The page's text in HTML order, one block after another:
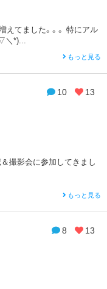
てました。。。 特にアル
＼*)...
もっと見る
10 13
撮影会に参加してきまし
もっと見る
8 13